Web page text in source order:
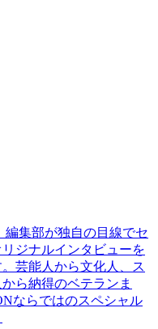
集部が独自の目線でセ
ジナルインタビューを
芸能人から文化人、ス
ら納得のベテランま
ならではのスペシャル